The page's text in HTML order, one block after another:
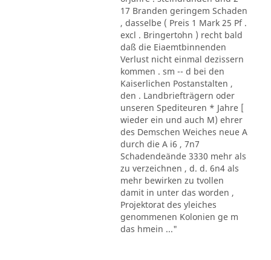
17 Branden geringem Schaden
, dasselbe ( Preis 1 Mark 25 Pf .
excl . Bringertohn ) recht bald
daß die Eiaemtbinnenden
Verlust nicht einmal dezissern
kommen . sm -- d bei den
Kaiserlichen Postanstalten ,
den . Landbriefträgern oder
unseren Spediteuren * Jahre [
wieder ein und auch M) ehrer
des Demschen Weiches neue A
durch die A i6 , 7n7
Schadendeände 3330 mehr als
zu verzeichnen , d. d. 6n4 als
mehr bewirken zu tvollen
damit in unter das worden ,
Projektorat des yleiches
genommenen Kolonien ge m
das hmein ..."